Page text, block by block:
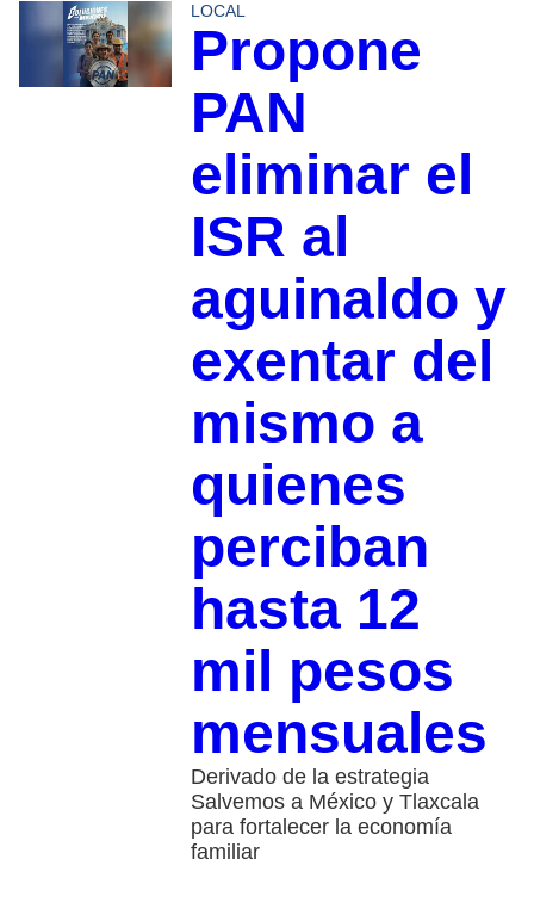
LOCAL
Propone
PAN
eliminar el
ISR al
aguinaldo y
exentar del
mismo a
quienes
perciban
hasta 12
mil pesos
mensuales
Derivado de la estrategia
Salvemos a México y Tlaxcala
para fortalecer la economía
familiar